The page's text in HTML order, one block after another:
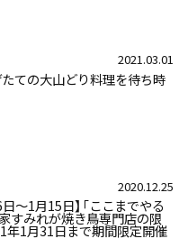
2021.03.01
たての大山どり料理を待ち時
2020.12.25
～1月15日】「ここまでやる
家すみれが焼き鳥専門店の限
年1月31日まで期間限定開催